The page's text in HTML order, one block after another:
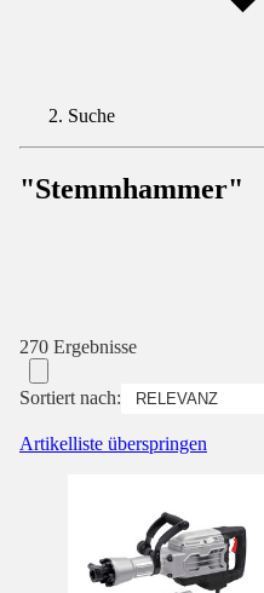
Suche
"Stemmhammer"
270 Ergebnisse
Sortiert nach:
Artikelliste überspringen